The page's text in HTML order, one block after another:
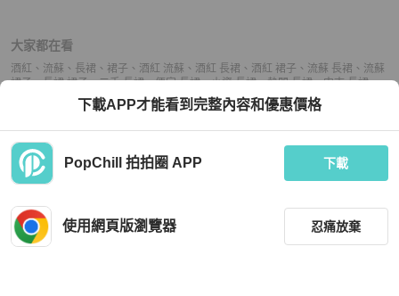
大家都在看
酒紅 、 流蘇 、 長裙 、 裙子 、 酒紅 流蘇 、 酒紅 長裙 、 酒紅 裙子 、 流蘇 長裙 、 流蘇
裙子、長裙 裙子、二手 長裙、便宜 長裙、小資 長裙、熱門 長裙、中古 長裙、
二手 裙子、便宜 裙子、小資 裙子、熱門 裙子、中古 裙子
下載APP才能看到完整內容和優惠價格
PopChill 拍拍圈 APP 下載
使用網頁版瀏覽器 忍痛放棄